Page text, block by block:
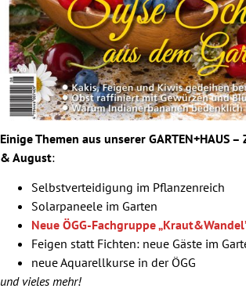
Einige Themen aus unserer GARTEN+HAUS
& August:
Selbstverteidigung im Pflanzenreich
Solarpaneele im Garten
Neue ÖGG-Fachgruppe
Feigen statt Fichten: neue Gäste im
neue Aquarellkurse in der ÖGG
und vieles mehr!